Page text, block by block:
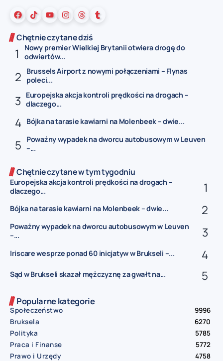
Chętnie czytane dziś
Nowy premier Wielkiej Brytanii otwiera drogę do
odwiertów...
Brussels Airport z nowymi połączeniami – Flynas
poleci...
Europejska akcja kontroli prędkości na drogach –
dlaczego...
Bójka na tarasie kawiarni na Molenbeek – dwie...
Poważny wypadek na dworcu autobusowym w Leuven
–...
Chętnie czytane w tym tygodniu
Europejska akcja kontroli prędkości na drogach –
dlaczego...
Bójka na tarasie kawiarni na Molenbeek – dwie...
Poważny wypadek na dworcu autobusowym w Leuven
–...
Iriscare wesprze ponad 60 inicjatyw w Brukseli –...
Sąd w Brukseli skazał mężczyznę za gwałt na...
Popularne kategorie
Społeczeństwo
9996
Bruksela
6270
Polityka
5785
Praca i Finanse
5772
Prawo i Urzędy
4758